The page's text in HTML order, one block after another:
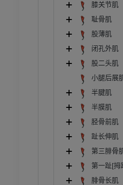
膝关节肌
耻骨肌
股薄肌
闭孔外肌
股二头肌
小腿后展
半腱肌
半膜肌
胫骨前肌
趾长伸肌
第三腓骨
第一趾[拇
腓骨长肌
插